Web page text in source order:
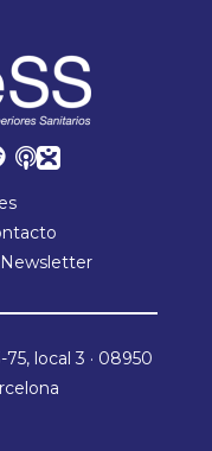
local 3 · 08950